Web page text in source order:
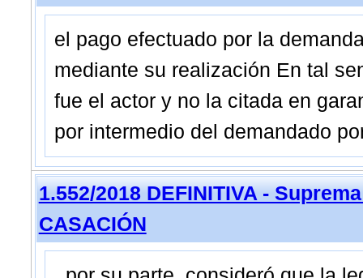
el pago efectuado por la
mediante su realización En tal
fue el actor y no la citada en
por intermedio del demandado
1.552/2018 DEFINITIVA -
CASACIÓN